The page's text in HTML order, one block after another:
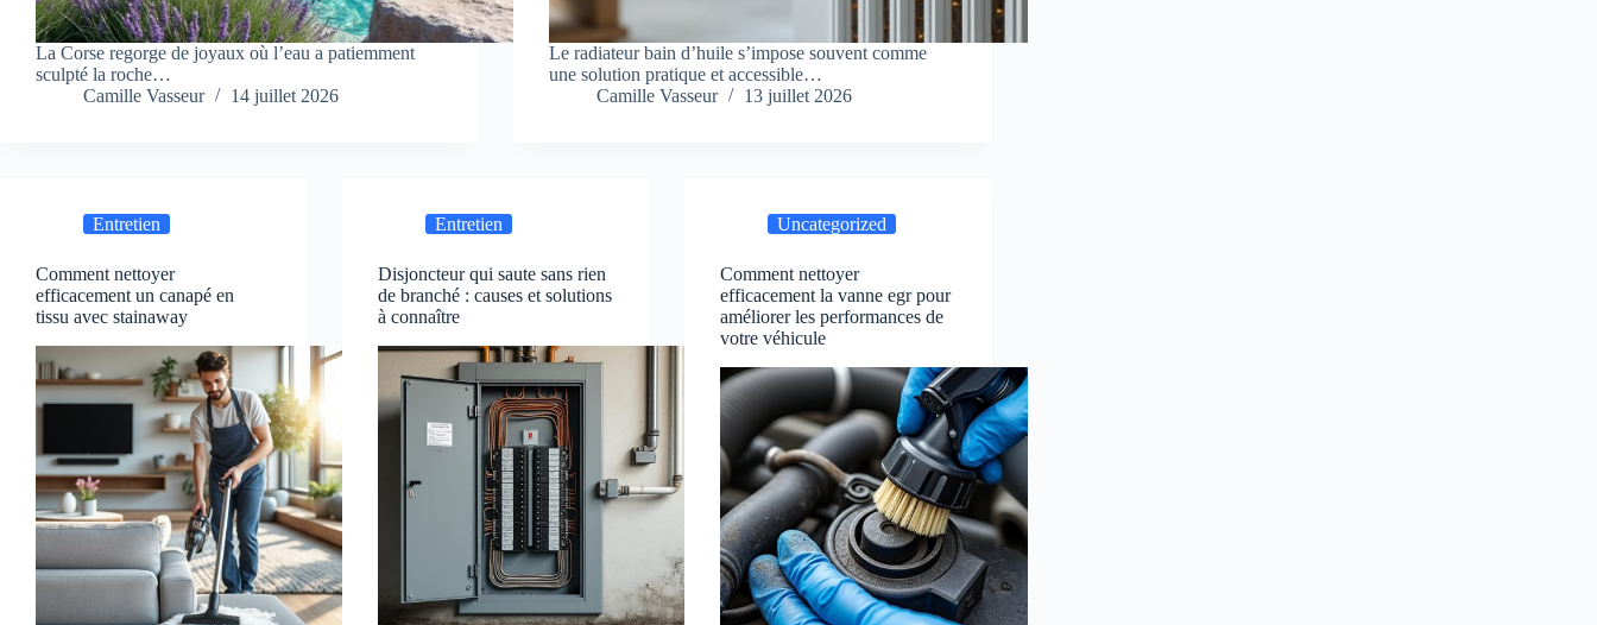
La Corse regorge de joyaux où l’eau a patiemment
sculpté la roche…
Camille Vasseur
14 juillet 2026
Le radiateur bain d’huile s’impose souvent comme
une solution pratique et accessible…
Camille Vasseur
13 juillet 2026
Entretien
Comment nettoyer
efficacement un canapé en
tissu avec stainaway
Entretien
Disjoncteur qui saute sans rien
de branché : causes et solutions
à connaître
Uncategorized
Comment nettoyer
efficacement la vanne egr pour
améliorer les performances de
votre véhicule